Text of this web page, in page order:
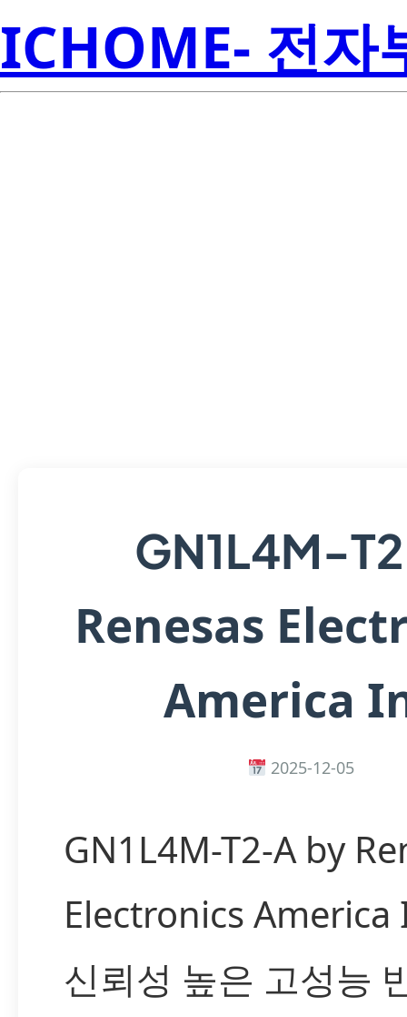
ICHOME- 전자
GN1L4M-
Renesas
America
2025-12-05
GN1L4M-T2-A by
Electronics
신뢰성 높은 고성능